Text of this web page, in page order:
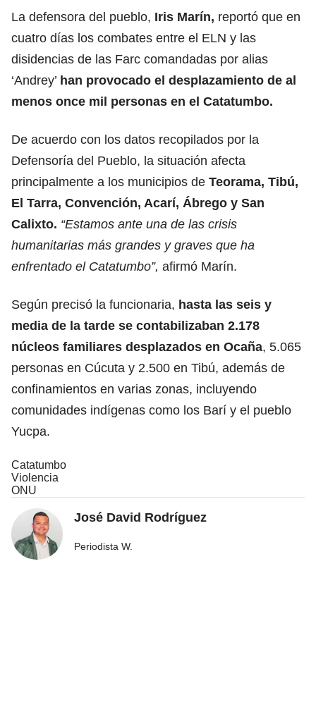
La defensora del pueblo, Iris Marín, reportó que en
cuatro días los combates entre el ELN y las
disidencias de las Farc comandadas por alias
‘Andrey’ han provocado el desplazamiento de al
menos once mil personas en el Catatumbo.
De acuerdo con los datos recopilados por la
Defensoría del Pueblo, la situación afecta
principalmente a los municipios de Teorama, Tibú,
El Tarra, Convención, Acarí, Ábrego y San
Calixto. “Estamos ante una de las crisis
humanitarias más grandes y graves que ha
enfrentado el Catatumbo”, afirmó Marín.
Según precisó la funcionaria, hasta las seis y
media de la tarde se contabilizaban 2.178
núcleos familiares desplazados en Ocaña, 5.065
personas en Cúcuta y 2.500 en Tibú, además de
confinamientos en varias zonas, incluyendo
comunidades indígenas como los Barí y el pueblo
Yucpa.
Catatumbo
Violencia
ONU
José David Rodríguez
Periodista W.